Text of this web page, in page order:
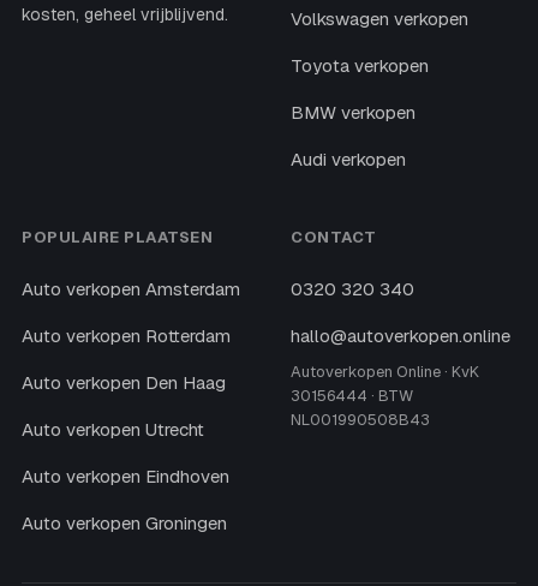
kosten, geheel vrijblijvend.
Volkswagen verkopen
Toyota verkopen
BMW verkopen
Audi verkopen
POPULAIRE PLAATSEN
Auto verkopen Amsterdam
Auto verkopen Rotterdam
Auto verkopen Den Haag
Auto verkopen Utrecht
Auto verkopen Eindhoven
Auto verkopen Groningen
CONTACT
0320 320 340
hallo@autoverkopen.online
Autoverkopen Online · KvK
30156444 · BTW
NL001990508B43